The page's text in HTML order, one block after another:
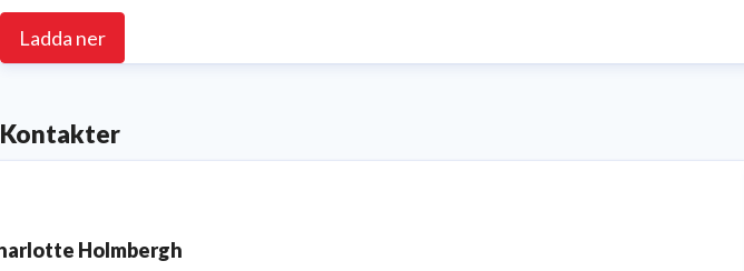
Ladda ner
Kontakter
Holmbergh